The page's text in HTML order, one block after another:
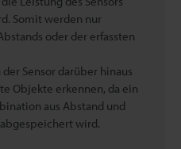
Somit werden nur
oder der erfassten
Sensor darüber hinaus
Objekte erkennen, da ein
aus Abstand und
wird.